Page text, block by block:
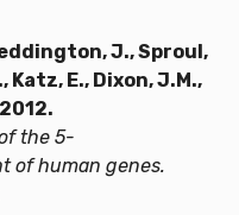
J., Sproul,
Katz, E., Dixon, J.M.,
the 5-
of human genes.